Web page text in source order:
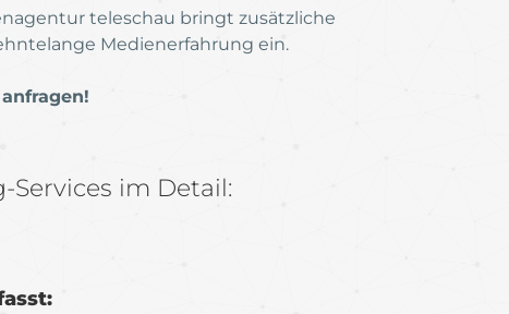
teleschau bringt zusätzliche
Medienerfahrung ein.
im Detail: